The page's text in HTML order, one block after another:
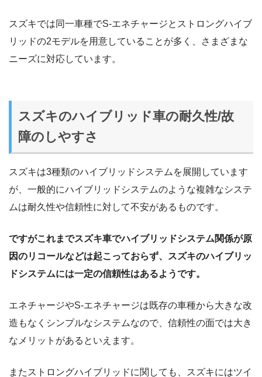
スズキでは同一車種でS-エネチャージとストロングハイブ
リッドの2モデルを用意していることが多く、さまざまな
ニーズに対応しています。
スズキのハイブリッド車の耐久性/故
障のしやすさ
スズキは3種類のハイブリッドシステムを展開しています
が、一般的にハイブリッドシステムのような複雑なシステ
ムは耐久性や信頼性に対して不安があるものです。
ですがこれまでスズキ車でハイブリッドシステム関係が原
因のリコールなどは起こっておらず、スズキのハイブリッ
ドシステムには一定の信頼性はあるようです。
エネチャージやS-エネチャージは既存の車種から大きな改
造もなくシンプルなシステムなので、信頼性の面では大き
なメリットがあるといえます。
またストロングハイブリッドに関しても、スズキにはツイ